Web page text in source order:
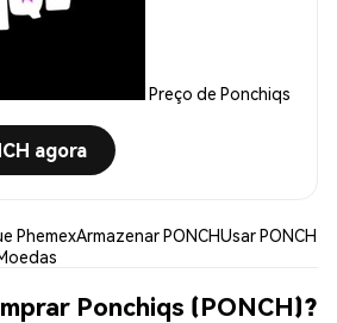
Preço de Ponchiqs
agora
PhemexArmazenar PONCHUsar PONCH
Ponchiqs (PONCH)?